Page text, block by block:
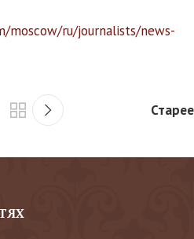
moscow/ru/journalists/news-
Старее